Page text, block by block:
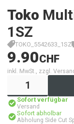
Toko
1SZ
TOKO_5542633_1SZ
9.90CHF
inkl. MwSt., zzgl.
Sofort verfügbar
Versand
Sofort abholbar
Abholung Side Cut